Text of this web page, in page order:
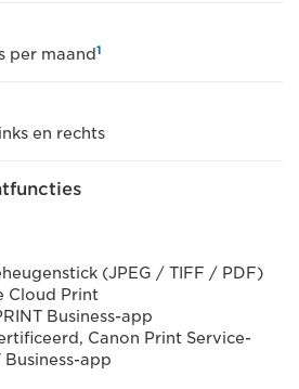
per maand1
en rechts
(JPEG / TIFF / PDF)
Cloud Print
Business-app
Canon Print Service-
Business-app